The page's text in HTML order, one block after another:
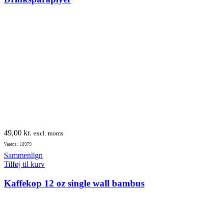
49,00 kr. excl. moms
Varenr.: 18979
Sammenlign
Tilføj til kurv
Kaffekop 12 oz single wall bambus